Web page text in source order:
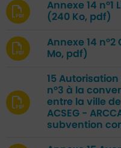
Annexe 14
(240 Ko, pdf)
Annexe 14
Mo, pdf)
15
n°3 à la
entre la ville
ACSEG -
subvention